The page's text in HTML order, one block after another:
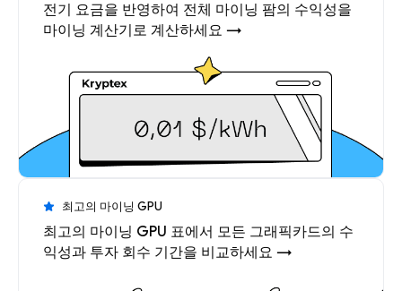
전기 요금을 반영하여 전체 마이닝 팜의 수익성을
마이닝 계산기로 계산하세요 →
최고의 마이닝 GPU
최고의 마이닝 GPU 표에서 모든 그래픽카드의 수
익성과 투자 회수 기간을 비교하세요 →